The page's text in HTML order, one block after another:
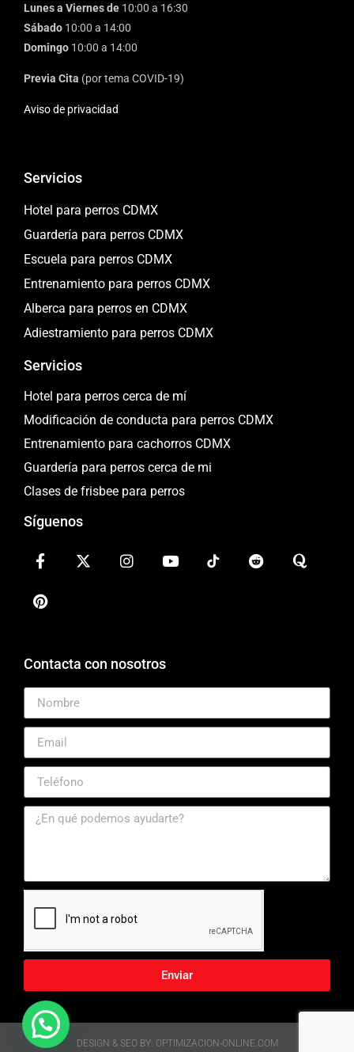
Lunes a Viernes de 10:00 a 16:30
Sábado 10:00 a 14:00
Domingo 10:00 a 14:00
Previa Cita (por tema COVID-19)
Aviso de privacidad
Servicios
Hotel para perros CDMX
Guardería para perros CDMX
Escuela para perros CDMX
Entrenamiento para perros CDMX
Alberca para perros en CDMX
Adiestramiento para perros CDMX
Servicios
Hotel para perros cerca de mí
Modificación de conducta para perros CDMX
Entrenamiento para cachorros CDMX
Guardería para perros cerca de mi
Clases de frisbee para perros
Síguenos
Contacta con nosotros
Enviar
DESIGN & SEO BY: OPTIMIZACION-ONLINE.COM